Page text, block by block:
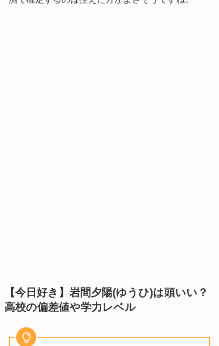
【今日好き】岩間夕陽(ゆうひ)は頭いい？
高校の偏差値や学力レベル